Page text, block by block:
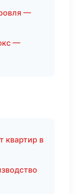
—
—
квартир в